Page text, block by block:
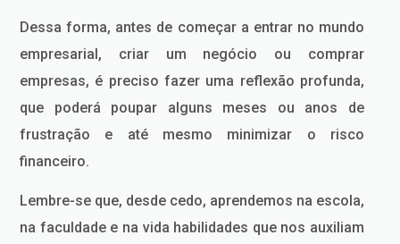
Dessa forma, antes de começar a entrar no mundo
empresarial, criar um negócio ou comprar
empresas, é preciso fazer uma reflexão profunda,
que poderá poupar alguns meses ou anos de
frustração e até mesmo minimizar o risco
financeiro.
Lembre-se que, desde cedo, aprendemos na escola,
na faculdade e na vida habilidades que nos auxiliam